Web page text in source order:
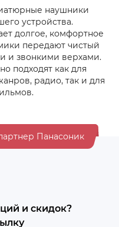
наушники
устройства.
долгое, комфортное
передают чистый
и звонкими верхами.
подходят как для
радио, так и для
Панасоник
и скидок?